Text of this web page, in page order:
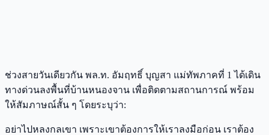
ช่วงสายวันเดียวกัน พล.ท. อัมฤทธิ์ บุญสา แม่ทัพภาคที่ 1 ได้เดิน
ทางด่วนลงพื้นที่บ้านหนองจาน เพื่อติดตามสถานการณ์ พร้อม
ให้สัมภาษณ์สั้น ๆ โดยระบุว่า:
อย่าไปหลงกลเขา เพราะเขาต้องการให้เราลงมือก่อน เราต้อง